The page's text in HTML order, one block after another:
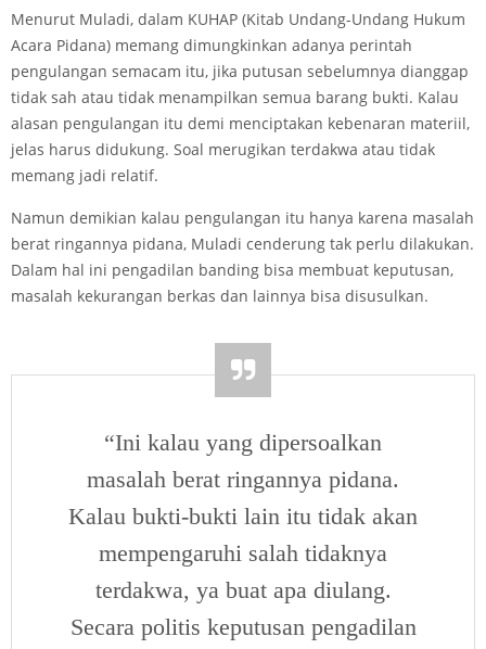
Menurut Muladi, dalam KUHAP (Kitab Undang-Undang Hukum
Acara Pidana) memang dimungkinkan adanya perintah
pengulangan semacam itu, jika putusan sebelumnya dianggap
tidak sah atau tidak menampilkan semua barang bukti. Kalau
alasan pengulangan itu demi menciptakan kebenaran materiil,
jelas harus didukung. Soal merugikan terdakwa atau tidak
memang jadi relatif.
Namun demikian kalau pengulangan itu hanya karena masalah
berat ringannya pidana, Muladi cenderung tak perlu dilakukan.
Dalam hal ini pengadilan banding bisa membuat keputusan,
masalah kekurangan berkas dan lainnya bisa disusulkan.
“Ini kalau yang dipersoalkan
masalah berat ringannya pidana.
Kalau bukti-bukti lain itu tidak akan
mempengaruhi salah tidaknya
terdakwa, ya buat apa diulang.
Secara politis keputusan pengadilan